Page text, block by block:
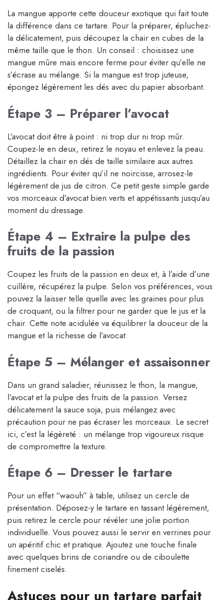
La mangue apporte cette douceur exotique qui fait toute
la différence dans ce tartare. Pour la préparer, épluchez-
la délicatement, puis découpez la chair en cubes de la
même taille que le thon. Un conseil : choisissez une
mangue mûre mais encore ferme pour éviter qu’elle ne
s’écrase au mélange. Si la mangue est trop juteuse,
épongez légèrement les dés avec du papier absorbant.
Étape 3 – Préparer l’avocat
L’avocat doit être à point : ni trop dur ni trop mûr.
Coupez-le en deux, retirez le noyau et enlevez la peau.
Détaillez la chair en dés de taille similaire aux autres
ingrédients. Pour éviter qu’il ne noircisse, arrosez-le
légèrement de jus de citron. Ce petit geste simple garde
vos morceaux d’avocat bien verts et appétissants jusqu’au
moment du dressage.
Étape 4 – Extraire la pulpe des
fruits de la passion
Coupez les fruits de la passion en deux et, à l’aide d’une
cuillère, récupérez la pulpe. Selon vos préférences, vous
pouvez la laisser telle quelle avec les graines pour plus
de croquant, ou la filtrer pour ne garder que le jus et la
chair. Cette note acidulée va équilibrer la douceur de la
mangue et la richesse de l’avocat.
Étape 5 – Mélanger et assaisonner
Dans un grand saladier, réunissez le thon, la mangue,
l’avocat et la pulpe des fruits de la passion. Versez
délicatement la sauce soja, puis mélangez avec
précaution pour ne pas écraser les morceaux. Le secret
ici, c’est la légèreté : un mélange trop vigoureux risque
de compromettre la texture.
Étape 6 – Dresser le tartare
Pour un effet “waouh” à table, utilisez un cercle de
présentation. Déposez-y le tartare en tassant légèrement,
puis retirez le cercle pour révéler une jolie portion
individuelle. Vous pouvez aussi le servir en verrines pour
un apéritif chic et pratique. Ajoutez une touche finale
avec quelques brins de coriandre ou de ciboulette
finement ciselés.
Astuces pour un tartare parfait